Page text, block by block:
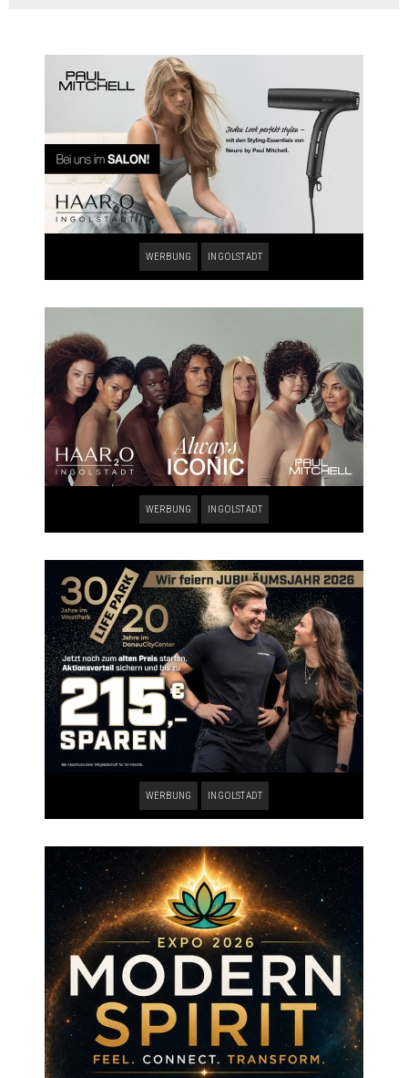
WERBUNG INGOLSTADT
WERBUNG INGOLSTADT
WERBUNG INGOLSTADT